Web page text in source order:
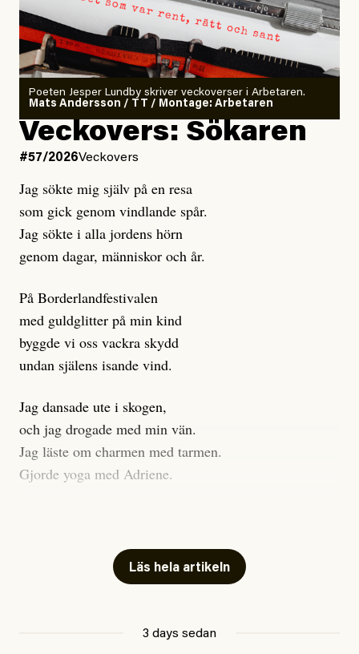
Poeten Jesper Lundby skriver veckoverser i Arbetaren.
Mats Andersson / TT / Montage: Arbetaren
Veckovers: Sökaren
#57/2026Veckovers
Jag sökte mig själv på en resa
som gick genom vindlande spår.
Jag sökte i alla jordens hörn
genom dagar, människor och år.
På Borderlandfestivalen
med guldglitter på min kind
byggde vi oss vackra skydd
undan själens isande vind.
Jag dansade ute i skogen,
och jag drogade med min vän.
Jag läste om charmen med tarmen.
Gjorde yoga med Adriene.
Jag gick djupt ner i mitt trauma.
Undersökte min anknytning
Att vara ekonomiskt beroende
Läs hela artikeln
3 days sedan